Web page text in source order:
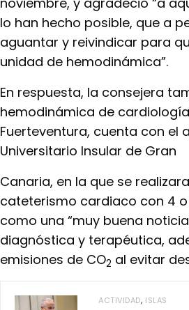
lo han hecho posible, que a
aguantar y reivindicar para
unidad de hemodinámica”.
En respuesta, la consejera
hemodinámica de
Fuerteventura, cuenta con el
Universitario Insular de Gran
Canaria, en la que se
cateterismo cardiaco con 4
como una “muy buena
diagnóstica y terapéutica,
emisiones de CO2 al evitar
ACTIVIDAD, ISLAS